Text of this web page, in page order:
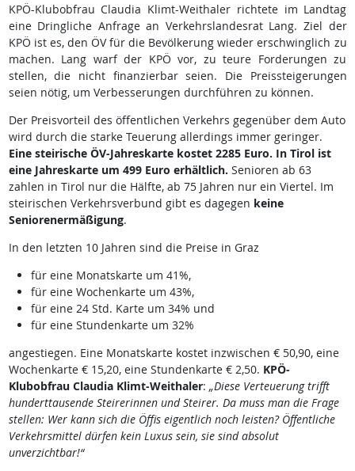
KPÖ-Klubobfrau Claudia Klimt-Weithaler richtete im Landtag
eine Dringliche Anfrage an Verkehrslandesrat Lang. Ziel der
KPÖ ist es, den ÖV für die Bevölkerung wieder erschwinglich zu
machen. Lang warf der KPÖ vor, zu teure Forderungen zu
stellen, die nicht finanzierbar seien. Die Preissteigerungen
seien nötig, um Verbesserungen durchführen zu können.
Der Preisvorteil des öffentlichen Verkehrs gegenüber dem Auto
wird durch die starke Teuerung allerdings immer geringer.
Eine steirische ÖV-Jahreskarte kostet 2285 Euro. In Tirol ist
eine Jahreskarte um 499 Euro erhältlich. Senioren ab 63
zahlen in Tirol nur die Hälfte, ab 75 Jahren nur ein Viertel. Im
steirischen Verkehrsverbund gibt es dagegen keine
Seniorenermäßigung.
In den letzten 10 Jahren sind die Preise in Graz
für eine Monatskarte um 41%,
für eine Wochenkarte um 43%,
für eine 24 Std. Karte um 34% und
für eine Stundenkarte um 32%
angestiegen. Eine Monatskarte kostet inzwischen € 50,90, eine
Wochenkarte € 15,20, eine Stundenkarte € 2,50. KPÖ-
Klubobfrau Claudia Klimt-Weithaler: „Diese Verteuerung trifft
hunderttausende Steirerinnen und Steirer. Da muss man die Frage
stellen: Wer kann sich die Öffis eigentlich noch leisten? Öffentliche
Verkehrsmittel dürfen kein Luxus sein, sie sind absolut
unverzichtbar!“